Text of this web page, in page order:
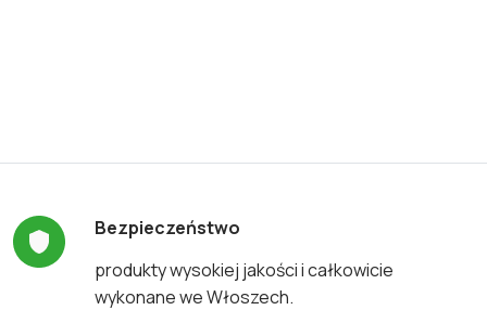
Bezpieczeństwo
produkty wysokiej jakości i całkowicie
wykonane we Włoszech.